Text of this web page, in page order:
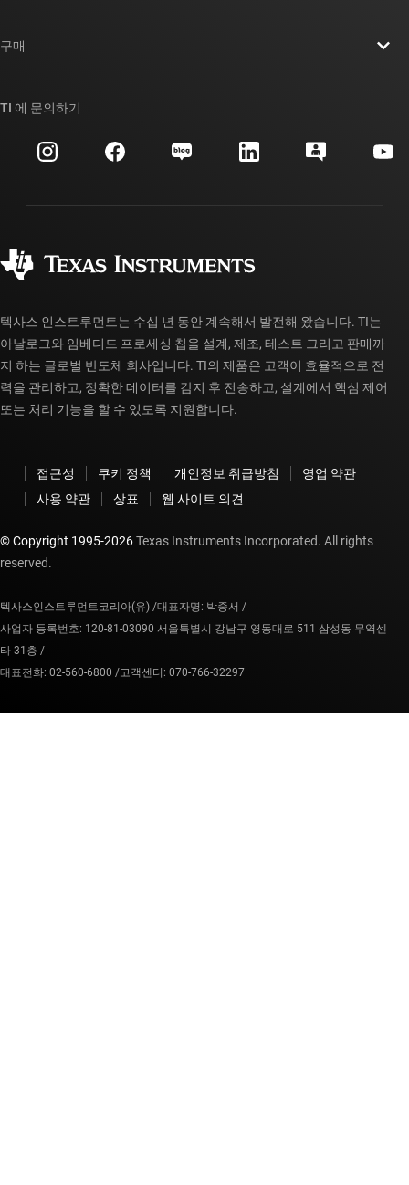
투자 관계
제조
대체품 검색
고객 지원 센터
myTI 계정 FAQ
구매
주문 FAQ
TI 에 문의하기
텍사스 인스트루먼트는 수십 년 동안 계속해서 발전해 왔습니다. TI는
아날로그와 임베디드 프로세싱 칩을 설계, 제조, 테스트 그리고 판매까
지 하는 글로벌 반도체 회사입니다. TI의 제품은 고객이 효율적으로 전
력을 관리하고, 정확한 데이터를 감지 후 전송하고, 설계에서 핵심 제어
또는 처리 기능을 할 수 있도록 지원합니다.
접근성 쿠키 정책 개인정보 취급방침
영업 약관
사용 약관
상표 웹 사이트 의견
© Copyright 1995-2026Texas Instruments Incorporated. All rights
reserved.
텍사스인스트루먼트코리아(유) /대표자명: 박중서 /
사업자 등록번호: 120-81-03090 서울특별시 강남구 영동대로 511 삼성동 무역센
타 31층 /
대표전화: 02-560-6800 /고객센터: 070-766-32297